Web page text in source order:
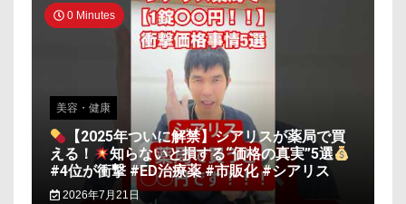
0 Minutes
美容・健康
【2025年ついに解禁】シアリスが薬局で買
える！
知らないと損する“価格の真実”5選
#4位が衝撃 #ED治療薬 #市販化 #シアリス
2026年7月21日